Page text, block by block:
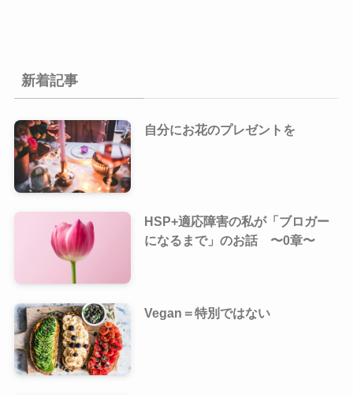
新着記事
自分にお花のプレゼントを
HSP+適応障害の私が「ブロガー
になるまで」のお話 〜0章〜
Vegan＝特別ではない